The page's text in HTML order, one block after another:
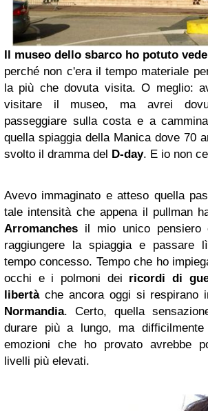
Il museo dello sbarco ho potuto
perché non c'era il tempo materiale
la più che dovuta visita. O meglio:
visitare il museo, ma avrei
passeggiare sulla costa e a
quella spiaggia della Manica dove 70
svolto il dramma del
D-day. E io non
Avevo immaginato e atteso quella
tale intensità che appena il pullman
Arromanches il mio unico pensiero
raggiungere la spiaggia e passare
tempo concesso. Tempo che ho
occhi e i polmoni dei ricordi di
libertàche ancora oggi si respirano
Normandia. Certo, quella
durare più a lungo, ma
emozioni che ho provato avrebbe
livelli più elevati.